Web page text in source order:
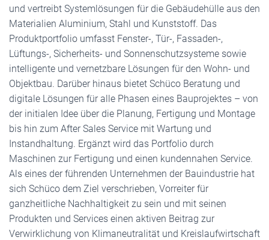
und vertreibt Systemlösungen für die Gebäudehülle aus den
Materialien Aluminium, Stahl und Kunststoff. Das
Produktportfolio umfasst Fenster-, Tür-, Fassaden-,
Lüftungs-, Sicherheits- und Sonnenschutzsysteme sowie
intelligente und vernetzbare Lösungen für den Wohn- und
Objektbau. Darüber hinaus bietet Schüco Beratung und
digitale Lösungen für alle Phasen eines Bauprojektes – von
der initialen Idee über die Planung, Fertigung und Montage
bis hin zum After Sales Service mit Wartung und
Instandhaltung. Ergänzt wird das Portfolio durch
Maschinen zur Fertigung und einen kundennahen Service.
Als eines der führenden Unternehmen der Bauindustrie hat
sich Schüco dem Ziel verschrieben, Vorreiter für
ganzheitliche Nachhaltigkeit zu sein und mit seinen
Produkten und Services einen aktiven Beitrag zur
Verwirklichung von Klimaneutralität und Kreislaufwirtschaft